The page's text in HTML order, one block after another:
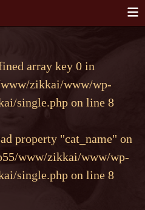
array key 0 in
zikkai/www/wp-
single.php on line 8
property "cat_name" on
www/zikkai/www/wp-
single.php on line 8